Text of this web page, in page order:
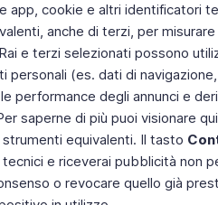
app, cookie e altri identificatori
anche di terzi, per
e terzi selezionati possono
(es. dati di
performance degli annunci e
saperne di più puoi visionare qui
equivalenti. Il tasto
e riceverai pubblicità non
o revocare quello già
Fai di Televideo la tua Home Page
Copyright © 2011 Rai -
Engineered by RAI -